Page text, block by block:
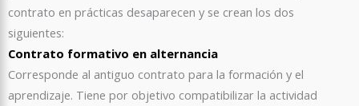
contrato en prácticas desaparecen y se crean los dos
siguientes:
Contrato formativo en alternancia
Corresponde al antiguo contrato para la formación y el
aprendizaje. Tiene por objetivo compatibilizar la actividad